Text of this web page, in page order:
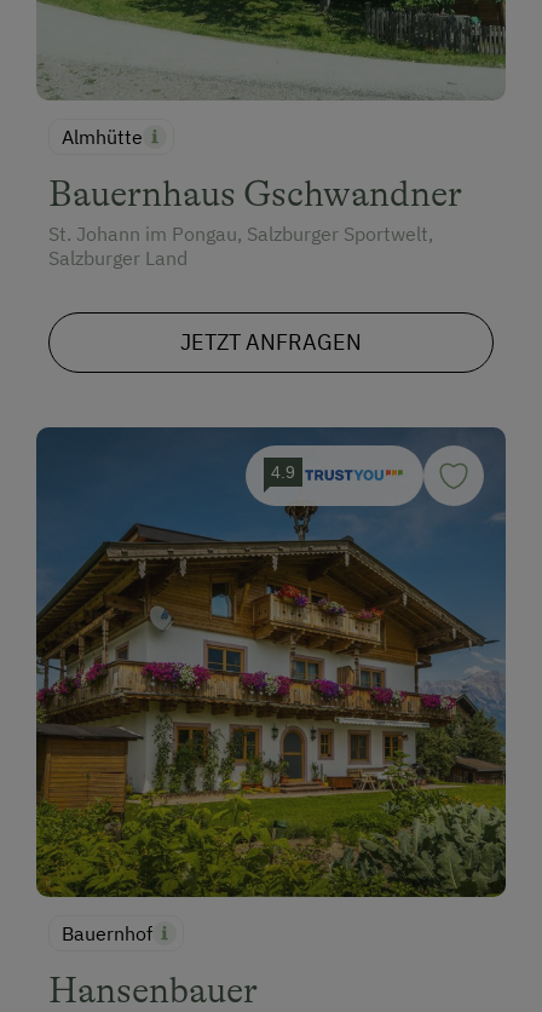
Almhütte
Bauernhaus Gschwandner
St. Johann im Pongau, Salzburger Sportwelt,
Salzburger Land
JETZT ANFRAGEN
4.9
Bauernhof
Hansenbauer